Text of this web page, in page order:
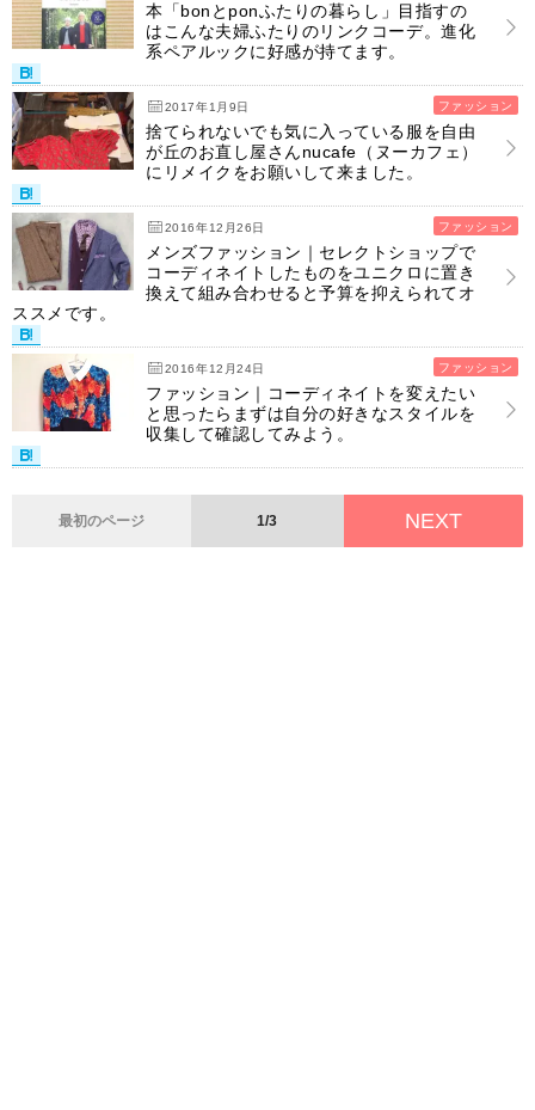
本「bonとponふたりの暮らし」目指すの
はこんな夫婦ふたりのリンクコーデ。進化
系ペアルックに好感が持てます。
2017年1月9日 ファッション
捨てられないでも気に入っている服を自由
が丘のお直し屋さんnucafe（ヌーカフェ）
にリメイクをお願いして来ました。
2016年12月26日 ファッション
メンズファッション｜セレクトショップで
コーディネイトしたものをユニクロに置き
換えて組み合わせると予算を抑えられてオ
ススメです。
2016年12月24日 ファッション
ファッション｜コーディネイトを変えたい
と思ったらまずは自分の好きなスタイルを
収集して確認してみよう。
最初のページ 1/3 NEXT